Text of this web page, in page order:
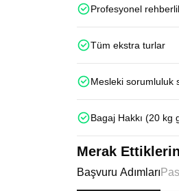
Profesyonel
Tüm ekstra turlar
Mesleki sorumluluk
Bagaj Hakkı (20 kg
Merak
Başvuru Adımları